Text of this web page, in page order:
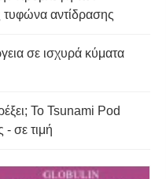
αντίδρασης
σε ισχυρά κύματα
Το Tsunami Pod
- σε τιμή